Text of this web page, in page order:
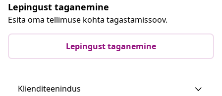
Lepingust taganemine
Esita oma tellimuse kohta tagastamissoov.
Lepingust taganemine
Klienditeenindus